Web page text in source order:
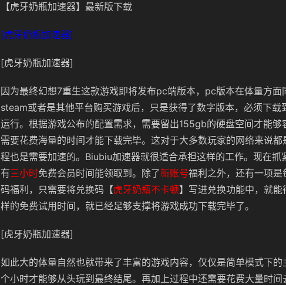
【虎牙奶瓶加速器】最新版下载
[虎牙奶瓶加速器]
[虎牙奶瓶加速器]
因为最终幻想7重生这款游戏即将发布pc端版本，pc版本在体量方面
steam或者是其他平台购买游戏后，只是获得了数字版本，必须下载
运行。根据游戏公布的配置需求，需要留出155gb的硬盘空间才能够
需要花费海量的时间才能下载完毕。这对于大多数玩家的网络来说
程也是需要加速的。Biubiu加速器就很适合承担这样的工作。现在抓
有三小时免费会员时间能领取到。除了新账号福利之外，还有一项
码福利，只需要将兑换码【虎牙奶瓶不卡顿】写进兑换功能中，就能
样的免费试用时间，就已经足够支撑将游戏成功下载完毕了。
[虎牙奶瓶加速器]
如此大的体量自然也就带来了丰富的游戏内容，仅仅是简单模式下
个小时才能够从头玩到最终结尾。再加上过程中还需要花费大量时